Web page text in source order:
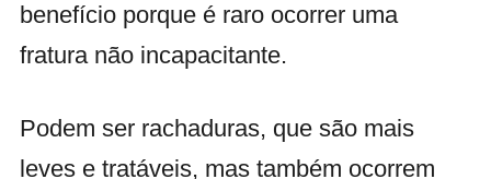
benefício porque é raro ocorrer uma
fratura não incapacitante.
Podem ser rachaduras, que são mais
leves e tratáveis, mas também ocorrem